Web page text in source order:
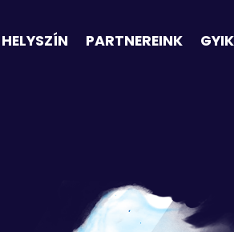
HELYSZÍN PARTNEREINK GYIK